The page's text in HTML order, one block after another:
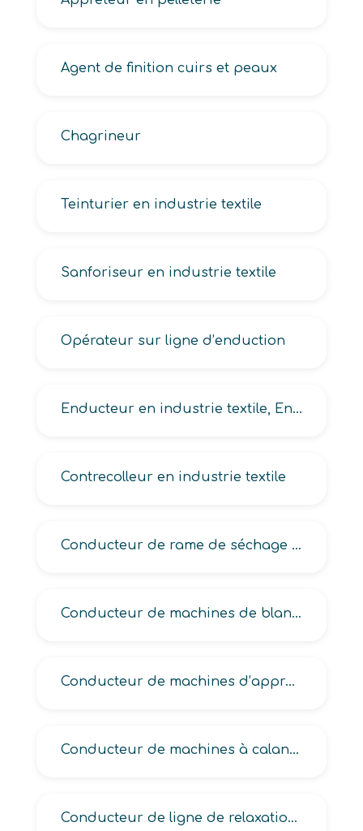
Agent de finition cuirs et peaux
Chagrineur
Teinturier en industrie textile
Sanforiseur en industrie textile
Opérateur sur ligne d’enduction
Enducteur en industrie textile, Enducteur imprégnateur en industrie textile
Contrecolleur en industrie textile
Conducteur de rame de séchage en industrie textile, Conducteur de merceriseuses sur tissus
Conducteur de machines de blanchiment, de complexage, de teinture, d’enduction en industrie textile
Conducteur de machines d’apprêt textile, Conducteur de machines de traitement textile
Conducteur de machines à calandrer, à exprimer, à flamber en industrie textile
Conducteur de ligne de relaxation en industrie textile